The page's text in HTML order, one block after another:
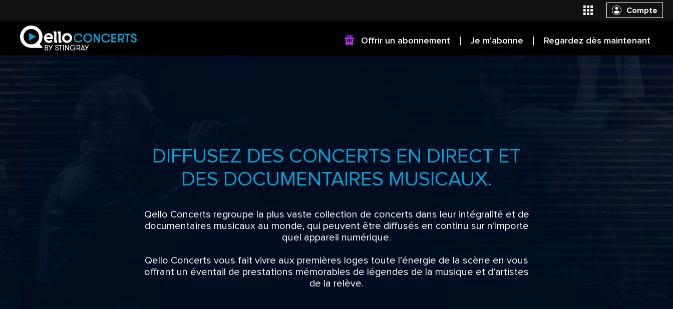
Compte
Offrir un abonnement Je m'abonne Regardez dès maintenant
DIFFUSEZ DES CONCERTS EN DIRECT ET
DES DOCUMENTAIRES MUSICAUX.
Qello Concerts regroupe la plus vaste collection de concerts dans leur intégralité et de
documentaires musicaux au monde, qui peuvent être diffusés en continu sur n’importe
quel appareil numérique.
Qello Concerts vous fait vivre aux premières loges toute l’énergie de la scène en vous
offrant un éventail de prestations mémorables de légendes de la musique et d’artistes
de la relève.